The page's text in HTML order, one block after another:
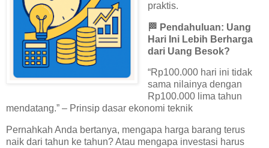
praktis.
🏁 Pendahuluan: Uang
Hari Ini Lebih Berharga
dari Uang Besok?
“Rp100.000 hari ini tidak
sama nilainya dengan
Rp100.000 lima tahun
mendatang.” – Prinsip dasar ekonomi teknik
Pernahkah Anda bertanya, mengapa harga barang terus
naik dari tahun ke tahun? Atau mengapa investasi harus